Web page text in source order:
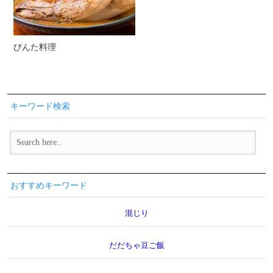
びんた料理
キーワード検索
おすすめキーワード
混じり
だだちゃ豆ご飯